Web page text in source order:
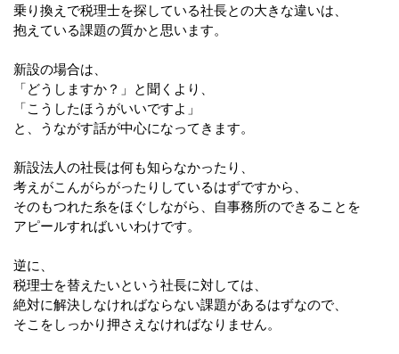
乗り換えで税理士を探している社長との大きな違いは、
抱えている課題の質かと思います。
新設の場合は、
「どうしますか？」と聞くより、
「こうしたほうがいいですよ」
と、うながす話が中心になってきます。
新設法人の社長は何も知らなかったり、
考えがこんがらがったりしているはずですから、
そのもつれた糸をほぐしながら、自事務所のできることを
アピールすればいいわけです。
逆に、
税理士を替えたいという社長に対しては、
絶対に解決しなければならない課題があるはずなので、
そこをしっかり押さえなければなりません。